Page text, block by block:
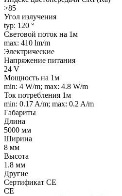
>85
Угол излучения
typ: 120 °
Световой поток на 1м
max: 410 lm/m
Электрические
Напряжение питания
24 V
Мощность на 1м
min: 4 W/m; max: 4.8 W/m
Ток потребления 1м
min: 0.17 A/m; max: 0.2 A/m
Габариты
Длина
5000 мм
Ширина
8 мм
Высота
1.8 мм
Другие
Сертификат CE
CE